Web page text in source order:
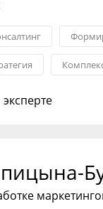
партнерами